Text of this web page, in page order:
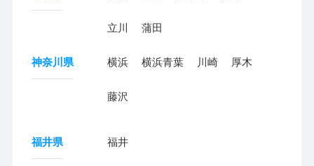
立川 蒲田
神奈川県 横浜 横浜青葉 川崎 厚木
藤沢
福井県 福井